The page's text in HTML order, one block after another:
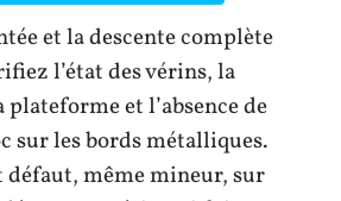
et la descente complète
l’état des vérins, la
et l’absence de
sur les bords métalliques.
défaut, même mineur, sur